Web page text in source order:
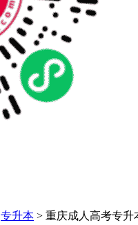
专升本 > 重庆成人高考专升